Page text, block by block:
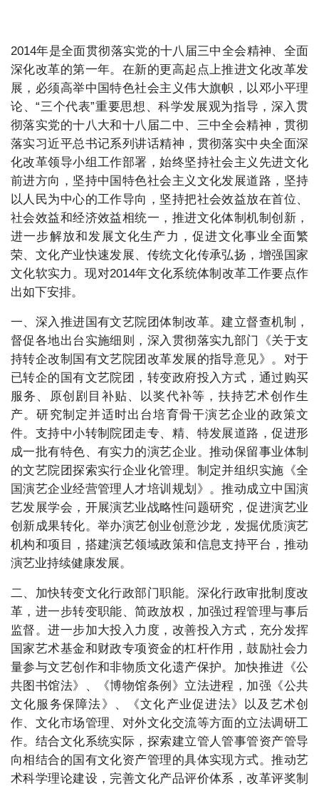
2014年是全面贯彻落实党的十八届三中全会精神、全面
深化改革的第一年。在新的更高起点上推进文化改革发
展，必须高举中国特色社会主义伟大旗帜，以邓小平理
论、“三个代表”重要思想、科学发展观为指导，深入贯
彻落实党的十八大和十八届二中、三中全会精神，贯彻
落实习近平总书记系列讲话精神，贯彻落实中央全面深
化改革领导小组工作部署，始终坚持社会主义先进文化
前进方向，坚持中国特色社会主义文化发展道路，坚持
以人民为中心的工作导向，坚持把社会效益放在首位、
社会效益和经济效益相统一，推进文化体制机制创新，
进一步解放和发展文化生产力，促进文化事业全面繁
荣、文化产业快速发展、传统文化传承弘扬，增强国家
文化软实力。现对2014年文化系统体制改革工作要点作
出如下安排。
一、深入推进国有文艺院团体制改革。建立督查机制，
督促各地出台实施细则，深入贯彻落实九部门《关于支
持转企改制国有文艺院团改革发展的指导意见》。对于
已转企的国有文艺院团，转变政府投入方式，通过购买
服务、原创剧目补贴、以奖代补等，扶持艺术创作生
产。研究制定并适时出台培育骨干演艺企业的政策文
件。支持中小转制院团走专、精、特发展道路，促进形
成一批有特色、有实力的演艺企业。推动保留事业体制
的文艺院团探索实行企业化管理。制定并组织实施《全
国演艺企业经营管理人才培训规划》。推动成立中国演
艺发展学会，开展演艺业战略性问题研究，促进演艺业
创新成果转化。举办演艺创业创意沙龙，发掘优质演艺
机构和项目，搭建演艺领域政策和信息支持平台，推动
演艺业持续健康发展。
二、加快转变文化行政部门职能。深化行政审批制度改
革，进一步转变职能、简政放权，加强过程管理与事后
监督。进一步加大投入力度，改善投入方式，充分发挥
国家艺术基金和财政专项资金的杠杆作用，鼓励社会力
量参与文艺创作和非物质文化遗产保护。加快推进《公
共图书馆法》、《博物馆条例》立法进程，加强《公共
文化服务保障法》、《文化产业促进法》以及艺术创
作、文化市场管理、对外文化交流等方面的立法调研工
作。结合文化系统实际，探索建立管人管事管资产管导
向相结合的国有文化资产管理的具体实现方式。推动艺
术科学理论建设，完善文化产品评价体系，改革评奖制